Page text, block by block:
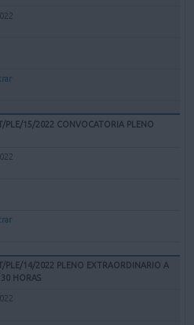
PLE/15/2022 CONVOCATORIA PLENO
PLE/14/2022 PLENO EXTRAORDINARIO A
HORAS